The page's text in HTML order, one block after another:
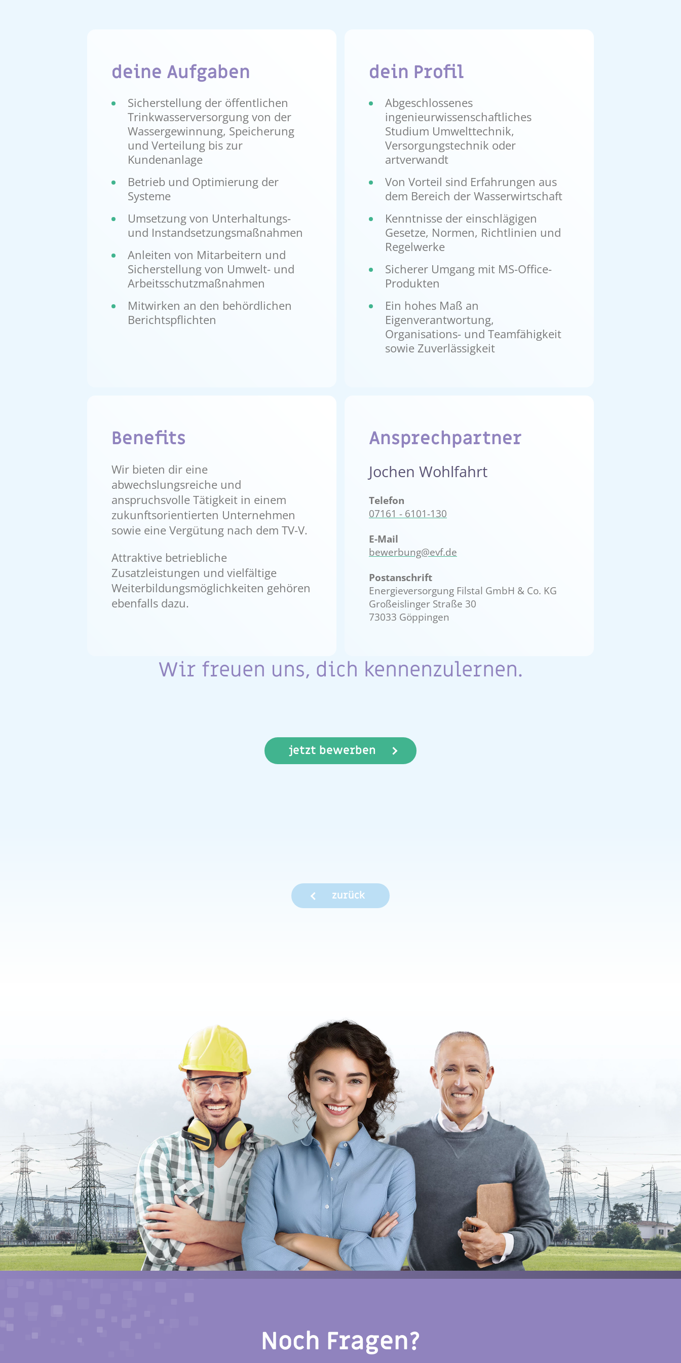
deine Aufgaben
Sicherstellung der öffentlichen
Trinkwasserversorgung von der
Wassergewinnung, Speicherung
und Verteilung bis zur
Kundenanlage
Betrieb und Optimierung der
Systeme
Umsetzung von Unterhaltungs-
und Instandsetzungsmaßnahmen
Anleiten von Mitarbeitern und
Sicherstellung von Umwelt- und
Arbeitsschutzmaßnahmen
Mitwirken an den behördlichen
Berichtspflichten
dein Profil
Abgeschlossenes
ingenieurwissenschaftliches
Studium Umwelttechnik,
Versorgungstechnik oder
artverwandt
Von Vorteil sind Erfahrungen aus
dem Bereich der Wasserwirtschaft
Kenntnisse der einschlägigen
Gesetze, Normen, Richtlinien und
Regelwerke
Sicherer Umgang mit MS-Office-
Produkten
Ein hohes Maß an
Eigenverantwortung,
Organisations- und Teamfähigkeit
sowie Zuverlässigkeit
Benefits
Wir bieten dir eine
abwechslungsreiche und
anspruchsvolle Tätigkeit in einem
zukunftsorientierten Unternehmen
sowie eine Vergütung nach dem TV-V.
Attraktive betriebliche
Zusatzleistungen und vielfältige
Weiterbildungsmöglichkeiten gehören
ebenfalls dazu.
Ansprechpartner
Jochen Wohlfahrt
Telefon
07161 - 6101-130
E-Mail
bewerbung@evf.de
Postanschrift
Energieversorgung Filstal GmbH & Co. KG
Großeislinger Straße 30
73033 Göppingen
Wir freuen uns, dich kennenzulernen.
jetzt bewerben
zurück
Noch Fragen?